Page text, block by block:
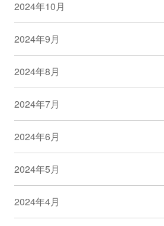
2024年10月
2024年9月
2024年8月
2024年7月
2024年6月
2024年5月
2024年4月